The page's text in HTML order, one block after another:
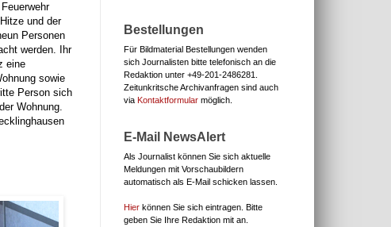
und der
Personen
werden. Ihr
eine
sowie
Person sich
Wohnung.
Bestellungen
Für Bildmaterial Bestellungen wenden
sich Journalisten bitte telefonisch an die
Redaktion unter +49-201-2486281.
Zeitunkritsche Archivanfragen sind auch
via Kontaktformular möglich.
E-Mail NewsAlert
Als Journalist können Sie sich aktuelle
Meldungen mit Vorschaubildern
automatisch als E-Mail schicken lassen.
Hier können Sie sich eintragen. Bitte
geben Sie Ihre Redaktion mit an.